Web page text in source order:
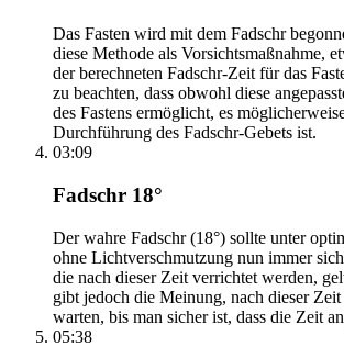
Das Fasten wird mit dem Fadschr
diese Methode als Vorsichtsmaßnahme,
der berechneten Fadschr-Zeit für das
zu beachten, dass obwohl diese
des Fastens ermöglicht, es
Durchführung des Fadschr-Gebets ist.
03:09
Fadschr 18°
Der wahre Fadschr (18°) sollte unter
ohne Lichtverschmutzung nun immer
die nach dieser Zeit verrichtet werden,
gibt jedoch die Meinung, nach dieser Zeit
warten, bis man sicher ist, dass die Zeit
05:38